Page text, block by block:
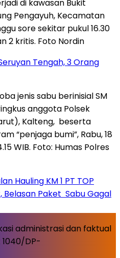
Tengah, 3 Orang
Hauling KM 1 PT TOP
Belasan Paket Sabu Gagal
administrasi dan faktual
DP-